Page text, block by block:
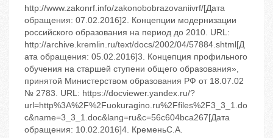
http://www.zakonrf.info/zakonobobrazovaniivrf/[Дата
обращения: 07.02.2016]2. Концепции модернизации
российского образования на период до 2010. URL:
http://archive.kremlin.ru/text/docs/2002/04/57884.shtml[Д
ата обращения: 05.02.2016]3. Концепция профильного
обучения на старшей ступени общего образования»,
принятой Министерством образования РФ от 18.07.02
№ 2783. URL: https://docviewer.yandex.ru/?
url=http%3A%2F%2Fuokuragino.ru%2Ffiles%2F3_3_1.do
c&name=3_3_1.doc&lang=ru&c=56c604bca267[Дата
обращения: 10.02.2016]4. КременьС.А.